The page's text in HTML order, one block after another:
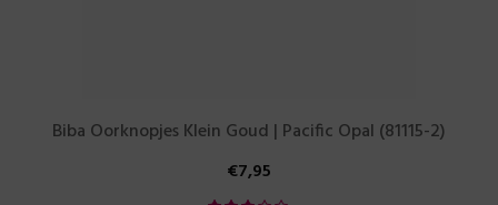
Biba Oorknopjes Klein Goud | Pacific Opal (81115-2)
€7,95